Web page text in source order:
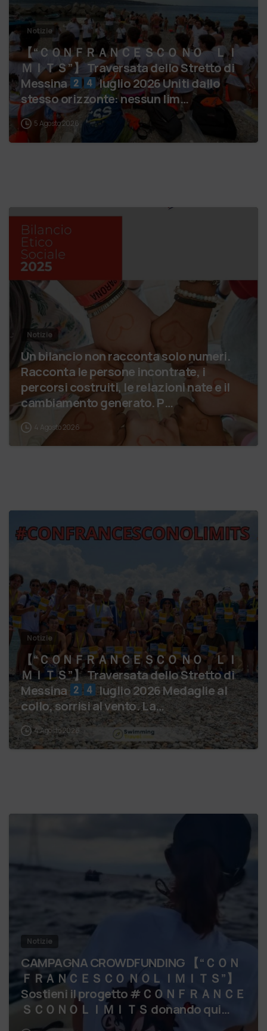
Notizie
【 “ＣＯＮＦＲＡＮＣＥＳＣＯ ＮＯ ＬＩ
ＭＩＴＳ”】 Traversata dello Stretto di
Messina
luglio 2026 Uniti dallo
stesso orizzonte: nessun lim…
5 Agosto 2026
Notizie
Un bilancio non racconta solo numeri.
Racconta le persone incontrate, i
percorsi costruiti, le relazioni nate e il
cambiamento generato. P…
4 Agosto 2026
Notizie
【 “ＣＯＮＦＲＡＮＣＥＳＣＯ ＮＯ ＬＩ
ＭＩＴＳ”】 Traversata dello Stretto di
Messina
luglio 2026 Medaglie al
collo, sorrisi al vento. La…
4 Agosto 2026
Notizie
CAMPAGNA CROWDFUNDING 【 “ＣＯＮ
ＦＲＡＮＣＥＳＣＯ ＮＯＬＩＭＩＴＳ”】
Sostieni il progetto #ＣＯＮＦＲＡＮＣＥ
ＳＣＯＮＯＬＩＭＩＴＳ donando qui
IBAN ADOA IT 07 V 05034 5…